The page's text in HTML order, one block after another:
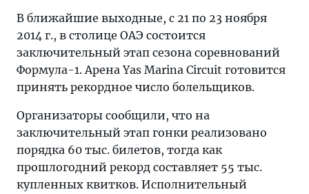
В ближайшие выходные, с 21 по 23 ноября
2014 г., в столице ОАЭ состоится
заключительный этап сезона соревнований
Формула-1. Арена Yas Marina Circuit готовится
принять рекордное число болельщиков.
Организаторы сообщили, что на
заключительный этап гонки реализовано
порядка 60 тыс. билетов, тогда как
прошлогодний рекорд составляет 55 тыс.
купленных квитков. Исполнительный